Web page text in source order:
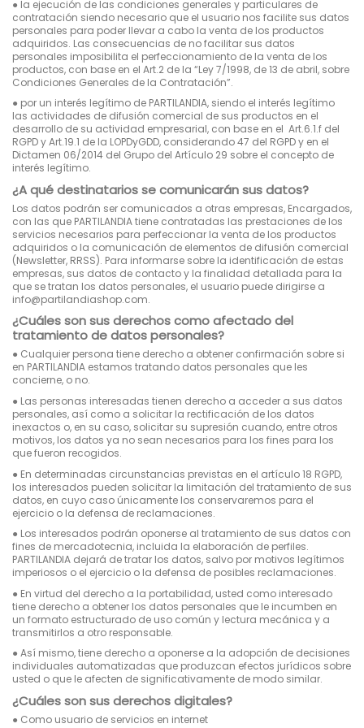
● la ejecución de las condiciones generales y particulares de
contratación siendo necesario que el usuario nos facilite sus datos
personales para poder llevar a cabo la venta de los productos
adquiridos. Las consecuencias de no facilitar sus datos
personales imposibilita el perfeccionamiento de la venta de los
productos, con base en el Art.2 de la “Ley 7/1998, de 13 de abril, sobre
Condiciones Generales de la Contratación”.
● por un interés legítimo de PARTILANDIA, siendo el interés legítimo
las actividades de difusión comercial de sus productos en el
desarrollo de su actividad empresarial, con base en el Art.6.1.f del
RGPD y Art.19.1 de la LOPDyGDD, considerando 47 del RGPD y en el
Dictamen 06/2014 del Grupo del Artículo 29 sobre el concepto de
interés legítimo.
¿A qué destinatarios se comunicarán sus datos?
Los datos podrán ser comunicados a otras empresas, Encargados,
con las que PARTILANDIA tiene contratadas las prestaciones de los
servicios necesarios para perfeccionar la venta de los productos
adquiridos o la comunicación de elementos de difusión comercial
(Newsletter, RRSS). Para informarse sobre la identificación de estas
empresas, sus datos de contacto y la finalidad detallada para la
que se tratan los datos personales, el usuario puede dirigirse a
info@partilandiashop.com.
¿Cuáles son sus derechos como afectado del
tratamiento de datos personales?
● Cualquier persona tiene derecho a obtener confirmación sobre si
en PARTILANDIA estamos tratando datos personales que les
concierne, o no.
● Las personas interesadas tienen derecho a acceder a sus datos
personales, así como a solicitar la rectificación de los datos
inexactos o, en su caso, solicitar su supresión cuando, entre otros
motivos, los datos ya no sean necesarios para los fines para los
que fueron recogidos.
● En determinadas circunstancias previstas en el artículo 18 RGPD,
los interesados pueden solicitar la limitación del tratamiento de sus
datos, en cuyo caso únicamente los conservaremos para el
ejercicio o la defensa de reclamaciones.
● Los interesados podrán oponerse al tratamiento de sus datos con
fines de mercadotecnia, incluida la elaboración de perfiles.
PARTILANDIA dejará de tratar los datos, salvo por motivos legítimos
imperiosos o el ejercicio o la defensa de posibles reclamaciones.
● En virtud del derecho a la portabilidad, usted como interesado
tiene derecho a obtener los datos personales que le incumben en
un formato estructurado de uso común y lectura mecánica y a
transmitirlos a otro responsable.
● Así mismo, tiene derecho a oponerse a la adopción de decisiones
individuales automatizadas que produzcan efectos jurídicos sobre
usted o que le afecten de significativamente de modo similar.
¿Cuáles son sus derechos digitales?
● Como usuario de servicios en internet